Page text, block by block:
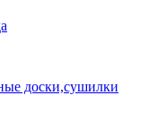
доски,сушилки